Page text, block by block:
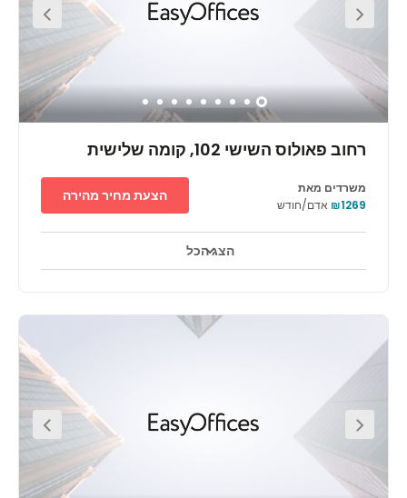
רחוב פאולוס השישי 102, קומה שלישית
אזורי מנוחה
משפטיות, תיירות ושירותים פיננסיים. שדרת פאולוס השישי מציעה מגוון
רחב של מקומות מזון מהיר, בתי קפה, מסעדות, מתוקים, שני מרכזי קניות,
בתי מרקחת ושני בתי מלון. שוק העיר העתיקה מציע דוכנים תבלינים,
ירקות וממתקים, מסעדות ובתי קפה, והוא אחד האטרקציות המרכזיות
של העיר. המתחם ממוקם סמוך לצירי תנועה ראשיים וקרוב לתחנת
משרדים מאת
אדם/חודש
הצעת מחיר מהירה
הצג הכל